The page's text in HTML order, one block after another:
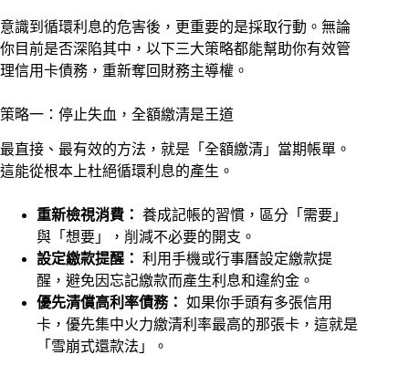
意識到循環利息的危害後，更重要的是採取行動。無論
你目前是否深陷其中，以下三大策略都能幫助你有效管
理信用卡債務，重新奪回財務主導權。
策略一：停止失血，全額繳清是王道
最直接、最有效的方法，就是「全額繳清」當期帳單。
這能從根本上杜絕循環利息的產生。
重新檢視消費： 養成記帳的習慣，區分「需要」
與「想要」，削減不必要的開支。
設定繳款提醒： 利用手機或行事曆設定繳款提
醒，避免因忘記繳款而產生利息和違約金。
優先清償高利率債務： 如果你手頭有多張信用
卡，優先集中火力繳清利率最高的那張卡，這就是
「雪崩式還款法」。